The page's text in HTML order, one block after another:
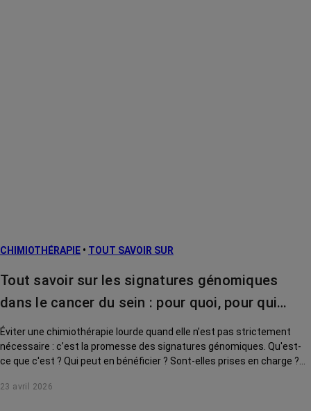
CHIMIOTHÉRAPIE • TOUT SAVOIR SUR
Tout savoir sur les signatures génomiques
dans le cancer du sein : pour quoi, pour qui…
Éviter une chimiothérapie lourde quand elle n’est pas strictement
nécessaire : c’est la promesse des signatures génomiques. Qu'est-
ce que c'est ? Qui peut en bénéficier ? Sont-elles prises en charge ?
23 avril 2026